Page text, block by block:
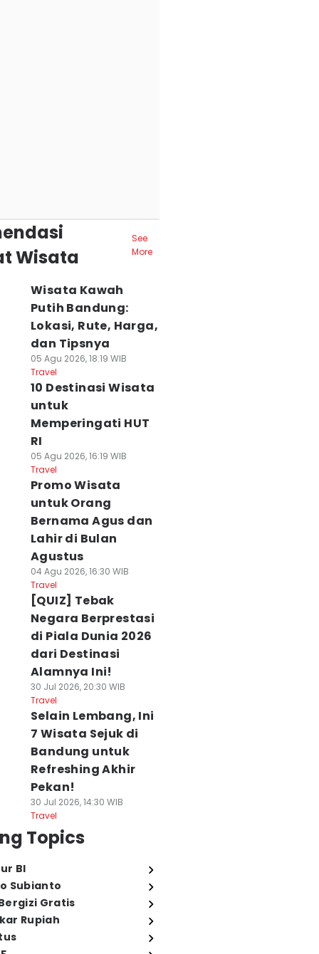
Wisata
See
More
Wisata Kawah
Putih Bandung:
Lokasi, Rute, Harga,
dan Tipsnya
05 Agu 2026, 18:19 WIB
Travel
10 Destinasi Wisata
untuk
Memperingati HUT
RI
05 Agu 2026, 16:19 WIB
Travel
Promo Wisata
untuk Orang
Bernama Agus dan
Lahir di Bulan
Agustus
04 Agu 2026, 16:30 WIB
Travel
[QUIZ] Tebak
Negara Berprestasi
di Piala Dunia 2026
dari Destinasi
Alamnya Ini!
30 Jul 2026, 20:30 WIB
Travel
Selain Lembang, Ini
7 Wisata Sejuk di
Bandung untuk
Refreshing Akhir
Pekan!
30 Jul 2026, 14:30 WIB
Travel
Topics
BI
Subianto
Gratis
Rupiah